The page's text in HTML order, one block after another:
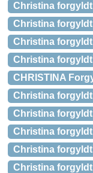
Christina forgyldt
Christina forgyldt
Christina forgyldt
Christina forgyldt
CHRISTINA
Christina forgyldt
Christina forgyldt
Christina forgyldt
Christina forgyldt
Christina